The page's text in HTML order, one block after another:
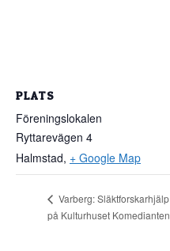
PLATS
Föreningslokalen
Ryttarevägen 4
Halmstad, + Google Map
Varberg: Släktforskarhjälp
på Kulturhuset Komedianten